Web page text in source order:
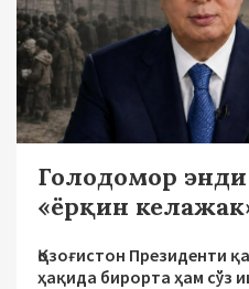
Голодомор
«ёрқин
Қозоғистон Президенти
ҳақида бирорта ҳам сўз